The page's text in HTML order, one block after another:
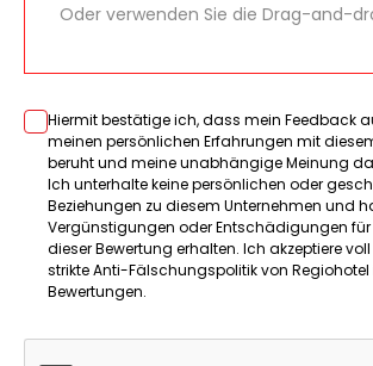
Oder verwenden Sie die Drag-and-
Hiermit bestätige ich, dass mein Feedback
meinen persönlichen Erfahrungen mit
beruht und meine unabhängige Meinung
Ich unterhalte keine persönlichen oder
Beziehungen zu diesem Unternehmen und
Vergünstigungen oder Entschädigungen
dieser Bewertung erhalten. Ich akzeptiere
strikte Anti-Fälschungspolitik von
Bewertungen.